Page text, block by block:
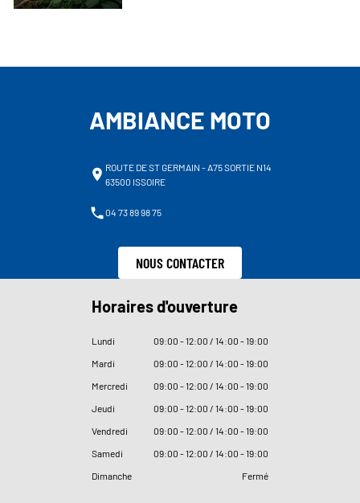
AMBIANCE MOTO
ROUTE DE ST GERMAIN - A75 SORTIE N14
63500 ISSOIRE
04 73 89 98 75
NOUS CONTACTER
Horaires d'ouverture
Lundi 09:00 - 12:00 / 14:00 - 19:00
Mardi
09:00 - 12:00 / 14:00 - 19:00
Mercredi
09:00 - 12:00 / 14:00 - 19:00
Jeudi
09:00 - 12:00 / 14:00 - 19:00
Vendredi
09:00 - 12:00 / 14:00 - 19:00
Samedi
09:00 - 12:00 / 14:00 - 19:00
Dimanche
Fermé